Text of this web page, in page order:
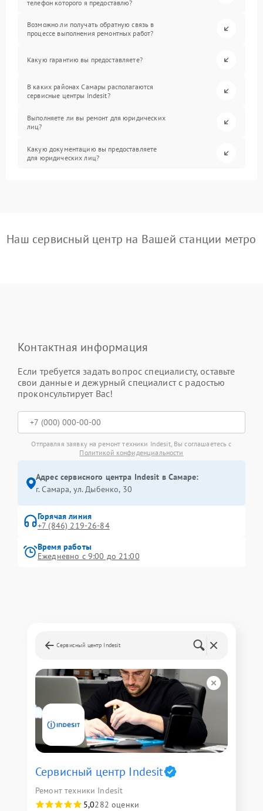
телефон которого я предоставлю?
Возможно ли получать обратную связь в
процессе выполнения ремонтных работ?
Какую гарантию вы предоставляете?
В каких районах Самары располагаются
сервисные центры Indesit?
Выполняете ли вы ремонт для юридических
лиц?
Какую документацию вы предоставляете
для юридических лиц?
Наш сервисный центр на Вашей станции метро
Контактная информация
Если требуется задать вопрос специалисту, оставьте
свои данные и дежурный специалист с радостью
проконсультирует Вас!
Отправляя заявку на ремонт техники Indesit, Вы соглашаетесь с
Политикой конфиденциальности
Адрес сервисного центра Indesit в Самаре:
г. Самара, ул. Дыбенко, 30
Горячая линия
+7 (846) 219-26-84
Время работы
Ежедневно с 9:00 до 21:00
Сервисный центр Indesit
Сервисный центр Indesit
Ремонт техники Indesit
5,0282 оценки